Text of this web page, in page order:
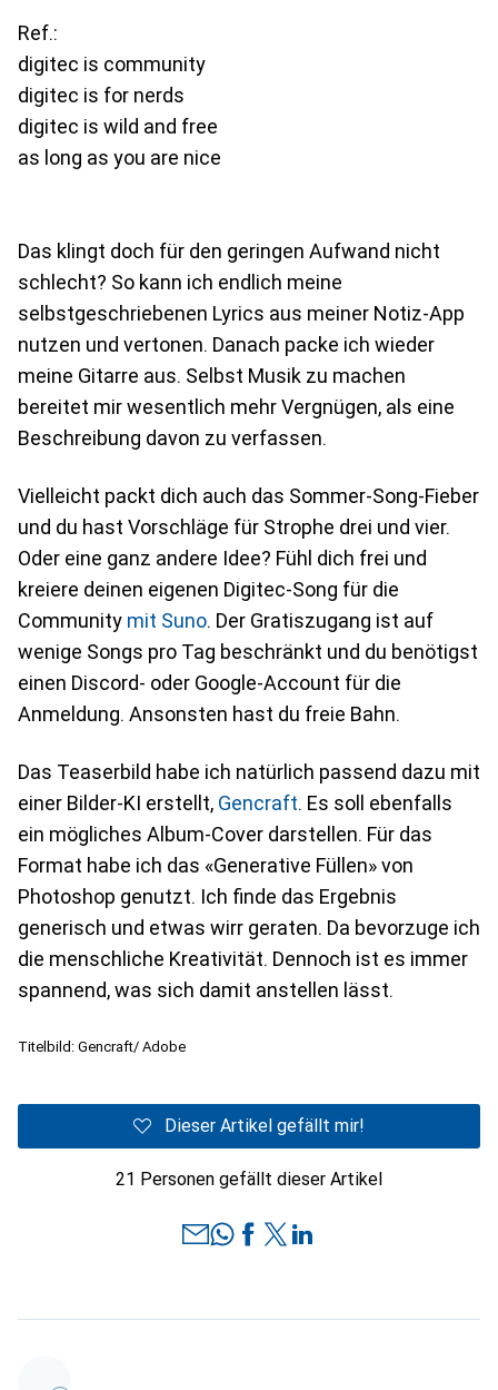
Ref.:
digitec is community
digitec is for nerds
digitec is wild and free
as long as you are nice
Das klingt doch für den geringen Aufwand nicht
schlecht? So kann ich endlich meine
selbstgeschriebenen Lyrics aus meiner Notiz-App
nutzen und vertonen. Danach packe ich wieder
meine Gitarre aus. Selbst Musik zu machen
bereitet mir wesentlich mehr Vergnügen, als eine
Beschreibung davon zu verfassen.
Vielleicht packt dich auch das Sommer-Song-Fieber
und du hast Vorschläge für Strophe drei und vier.
Oder eine ganz andere Idee? Fühl dich frei und
kreiere deinen eigenen Digitec-Song für die
Community mit Suno. Der Gratiszugang ist auf
wenige Songs pro Tag beschränkt und du benötigst
einen Discord- oder Google-Account für die
Anmeldung. Ansonsten hast du freie Bahn.
Das Teaserbild habe ich natürlich passend dazu mit
einer Bilder-KI erstellt, Gencraft. Es soll ebenfalls
ein mögliches Album-Cover darstellen. Für das
Format habe ich das «Generative Füllen» von
Photoshop genutzt. Ich finde das Ergebnis
generisch und etwas wirr geraten. Da bevorzuge ich
die menschliche Kreativität. Dennoch ist es immer
spannend, was sich damit anstellen lässt.
Titelbild: Gencraft/ Adobe
Dieser Artikel gefällt mir!
21 Personen gefällt dieser Artikel